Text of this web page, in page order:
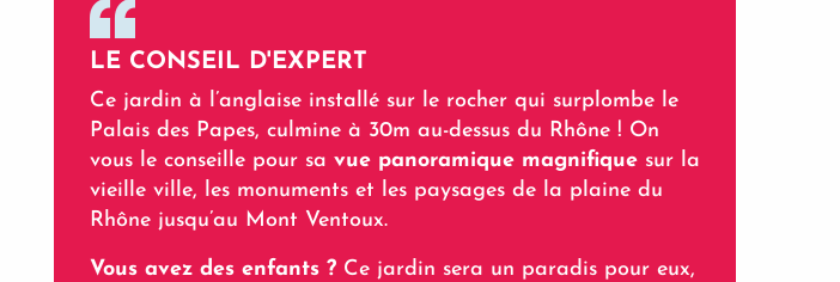
LE CONSEIL D'EXPERT
Ce jardin à l’anglaise installé sur le rocher qui surplombe le
Palais des Papes, culmine à 30m au-dessus du Rhône ! On
vous le conseille pour sa vue panoramique magnifique sur la
vieille ville, les monuments et les paysages de la plaine du
Rhône jusqu’au Mont Ventoux.
Vous avez des enfants ? Ce jardin sera un paradis pour eux,